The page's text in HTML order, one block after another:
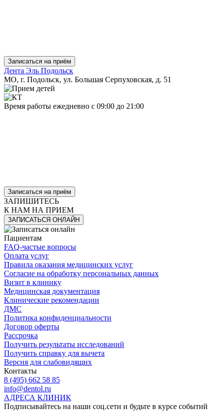
Записаться на приём
Дента Эль Подольск
МО, г. Подольск, ул. Большая Серпуховская, д. 51
Время работы ежедневно с 09:00 до 21:00
Записаться на приём
ЗАПИШИТЕСЬ
К НАМ НА ПРИЕМ
ЗАПИСАТЬСЯ ОНЛАЙН
Пациентам
FAQ-частые вопросы
Оплата услуг
Правила оказания медицинских услуг
Согласие на обработку персональных данных
Визит в клинику
Медицинская документация
Клинические рекомендации
ДМС
Политика конфиденциальности
Договор оферты
Рассрочка
Получить результаты исследований
Получить справку для вычета
Версия для слабовидящих
Контакты
8 (495) 662 58 85
info@dentol.ru
АДРЕСА КЛИНИК
Подписывайтесь на наши соц.сети и будьте в курсе событий